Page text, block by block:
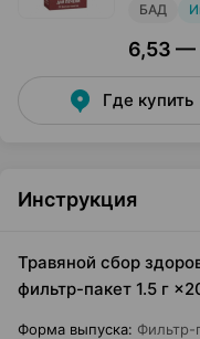
БАД
6,53 —
Где купить
Инструкция
Травяной сбор
фильтр-пакет 1.5 г
Форма выпуска: Фильтр-